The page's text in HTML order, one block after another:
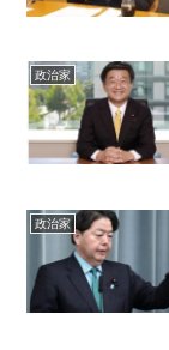
政治家
政治家